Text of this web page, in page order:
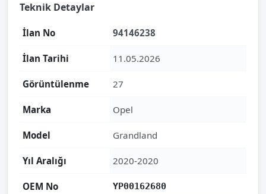
Teknik Detaylar
İlan No 94146238
İlan Tarihi 11.05.2026
Görüntülenme 27
Marka Opel
Model Grandland
Yıl Aralığı 2020-2020
OEM No YP00162680